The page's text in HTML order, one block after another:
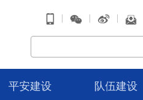
| | |
平安建设 队伍建设